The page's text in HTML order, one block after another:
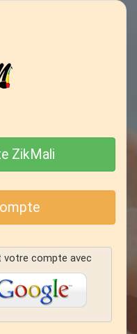
ZikMali
votre compte avec